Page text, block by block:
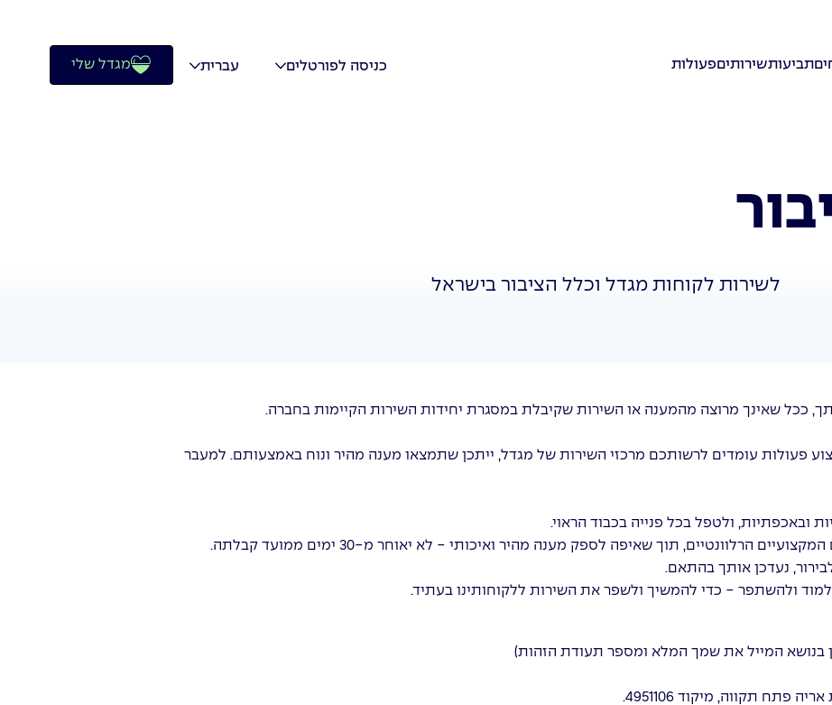
תביעותשירותיםפעולות כניסה לפורטלים עברית מגדל שלי
לשירות לקוחות מגדל וכלל הציבור בישראל
ככל שאינך מרוצה מהמענה או השירות שקיבלת במסגרת יחידות השירות הקיימות בחברה.
פעולות עומדים לרשותכם מרכזי השירות של מגדל, ייתכן שתמצאו מענה מהיר ונוח באמצעותם. למעבר
ובאכפתיות, ולטפל בכל פנייה בכבוד הראוי.
הרלוונטיים, תוך שאיפה לספק מענה מהיר ואיכותי - לא יאוחר מ-30 ימים ממועד קבלתה.
נעדכן אותך בהתאם.
ולהשתפר - כדי להמשיך ולשפר את השירות ללקוחותינו בעתיד.
בנושא המייל את שמך המלא ומספר תעודת הזהות)